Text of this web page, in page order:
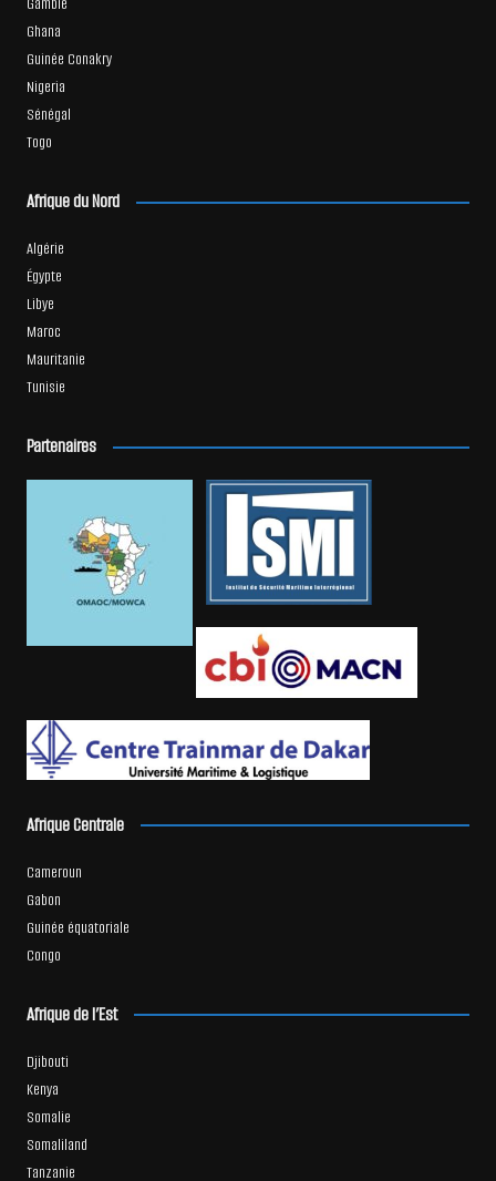
Ghana
Guinée Conakry
Nigeria
Sénégal
Togo
Afrique du Nord
Algérie
Égypte
Libye
Maroc
Mauritanie
Tunisie
Partenaires
Afrique Centrale
Cameroun
Gabon
Guinée équatoriale
Congo
Afrique de l’Est
Djibouti
Kenya
Somalie
Somaliland
Tanzanie